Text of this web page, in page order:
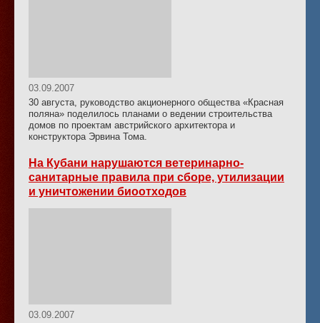
03.09.2007
30 августа, руководство акционерного общества «Красная
поляна» поделилось планами о ведении строительства
домов по проектам австрийского архитектора и
конструктора Эрвина Тома.
На Кубани нарушаются ветеринарно-
санитарные правила при сборе, утилизации
и уничтожении биоотходов
03.09.2007